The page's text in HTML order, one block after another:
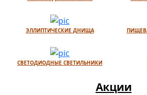
ЭЛЛИПТИЧЕСКИЕ ДНИЩА
СВЕТОДИОДНЫЕ СВЕТИЛЬНИКИ
Акции